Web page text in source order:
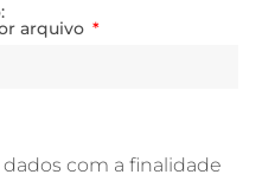
arquivo
com a finalidade